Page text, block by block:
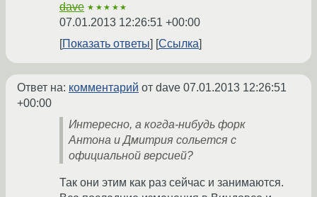
dave ★★★★★
07.01.2013 12:26:51 +00:00
Показать ответы
Ссылка
Ответ на: комментарий от dave 07.01.2013 12:26:51
+00:00
Интересно, а когда-нибудь форк
Антона и Дмитрия сольется с
официальной версией?
Так они этим как раз сейчас и занимаются.